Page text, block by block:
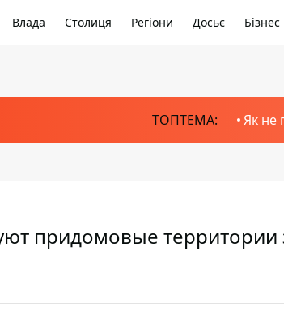
Влада Столиця Регіони Досьє Бізнес
ТОПТЕМА: Як не
придомовые